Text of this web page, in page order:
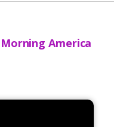
America